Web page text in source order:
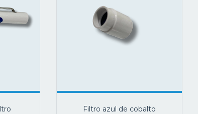
Filtro azul de cobalto